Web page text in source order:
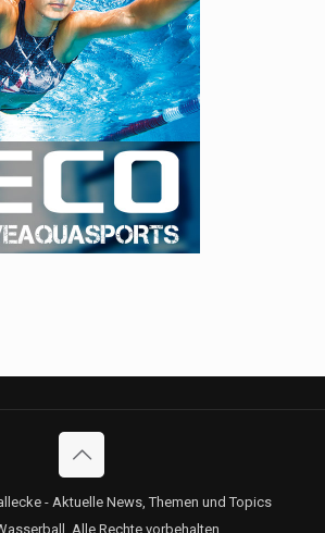
- Aktuelle News, Themen und Topics
Alle Rechte vorbehalten.